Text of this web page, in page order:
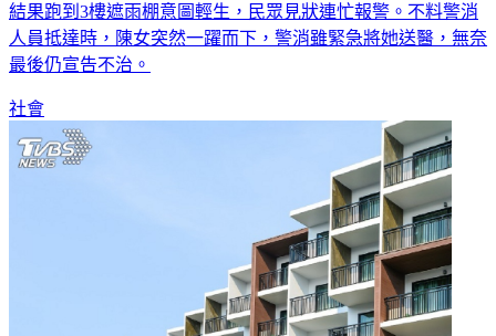
結果跑到3樓遮雨棚意圖輕生，民眾見狀連忙報警。不料警消
人員抵達時，陳女突然一躍而下，警消雖緊急將她送醫，無奈
最後仍宣告不治。
社會